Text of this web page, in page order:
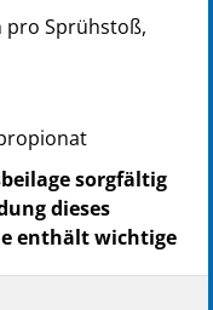
pro Sprühstoß,
sorgfältig
dieses
enthält wichtige
genau wie in